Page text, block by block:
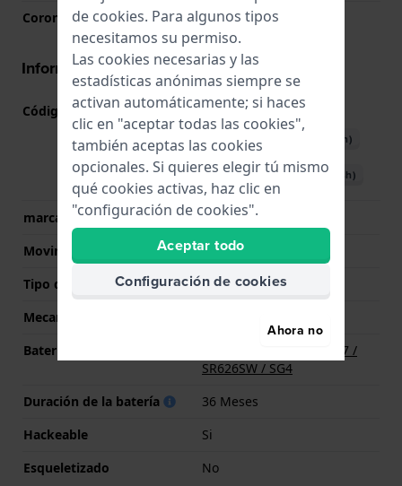
Corona Corona tipo pull
Información del movimiento
Código de Movimiento 5125(Ver especificaciones
Descargar manual (English)
Descargar manual (Spanish)
marca del movimiento
Casio
Movimiento suizo
No
Tipo de pantalla
analógico
Mecanismo
Batería
Batería Renata R377 377 /
SR626SW / SG4
Duración de la batería
36 Meses
Hackeable
Si
Esqueletizado
No
de cookies. Para algunos tipos
necesitamos su permiso.
Las cookies necesarias y las
estadísticas anónimas siempre se
activan automáticamente; si haces
clic en "aceptar todas las cookies",
también aceptas las cookies
opcionales. Si quieres elegir tú mismo
qué cookies activas, haz clic en
"configuración de cookies".
Aceptar todo
Configuración de cookies
Ahora no